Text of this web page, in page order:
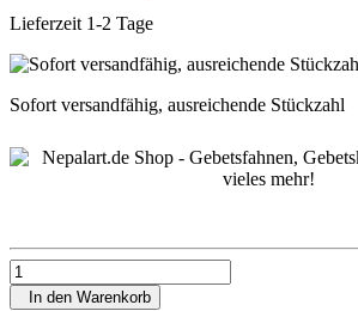
Lieferzeit 1-2 Tage
Sofort versandfähig, ausreichende Stückzahl
In den Warenkorb